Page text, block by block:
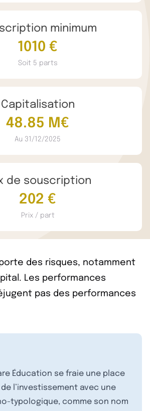
minimum
1010 €
Soit 5 parts
Capitalisation
48.85 M€
Au 31/12/2025
de souscription
202 €
Prix / part
des risques, notamment
Les performances
pas des performances
Éducation se fraie une place
l’investissement avec une
typologique, comme son nom